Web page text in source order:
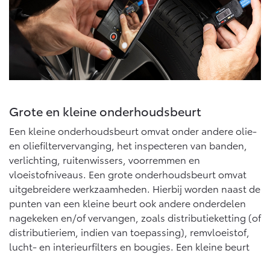
Grote en kleine onderhoudsbeurt
Een kleine onderhoudsbeurt omvat onder andere olie-
en oliefiltervervanging, het inspecteren van banden,
verlichting, ruitenwissers, voorremmen en
vloeistofniveaus. Een grote onderhoudsbeurt omvat
uitgebreidere werkzaamheden. Hierbij worden naast de
punten van een kleine beurt ook andere onderdelen
nagekeken en/of vervangen, zoals distributieketting (of
distributieriem, indien van toepassing), remvloeistof,
lucht- en interieurfilters en bougies. Een kleine beurt